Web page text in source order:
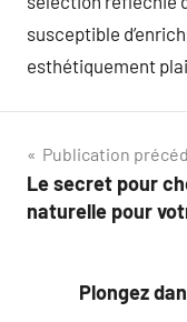
susceptible
esthétiquement
Navigation
de
Publication
Le secret pour
naturelle pour
Plongez